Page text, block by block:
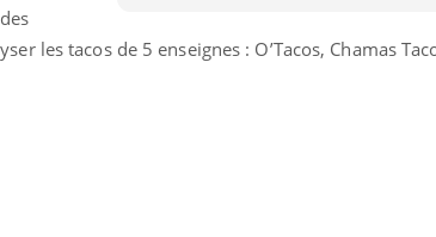
les tacos de 5 enseignes : O’Tacos, Chamas
Fatigue en vacances :
normal ou signe d’une